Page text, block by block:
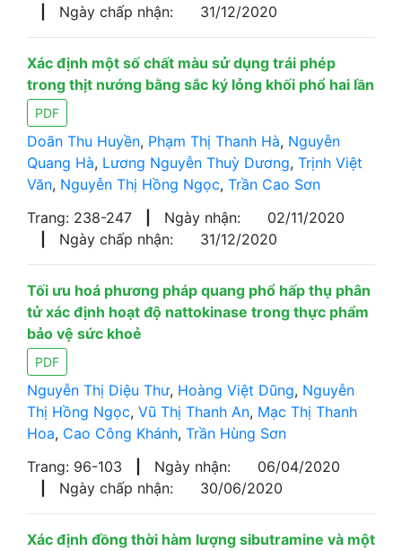
Ngày chấp nhận: 31/12/2020
Xác định một số chất màu sử dụng trái phép
trong thịt nướng bằng sắc ký lỏng khối phổ hai lần
PDF
Doãn Thu Huyền, Phạm Thị Thanh Hà, Nguyễn
Quang Hà, Lương Nguyễn Thuỳ Dương, Trịnh Việt
Văn, Nguyễn Thị Hồng Ngọc, Trần Cao Sơn
Trang: 238-247
Ngày nhận:
02/11/2020
Ngày chấp nhận: 31/12/2020
Tối ưu hoá phương pháp quang phổ hấp thụ phân
tử xác định hoạt độ nattokinase trong thực phẩm
bảo vệ sức khoẻ
PDF
Nguyễn Thị Diệu Thư, Hoàng Việt Dũng, Nguyễn
Thị Hồng Ngọc, Vũ Thị Thanh An, Mạc Thị Thanh
Hoa, Cao Công Khánh, Trần Hùng Sơn
Trang: 96-103
Ngày nhận:
06/04/2020
Ngày chấp nhận: 30/06/2020
Xác định đồng thời hàm lượng sibutramine và một